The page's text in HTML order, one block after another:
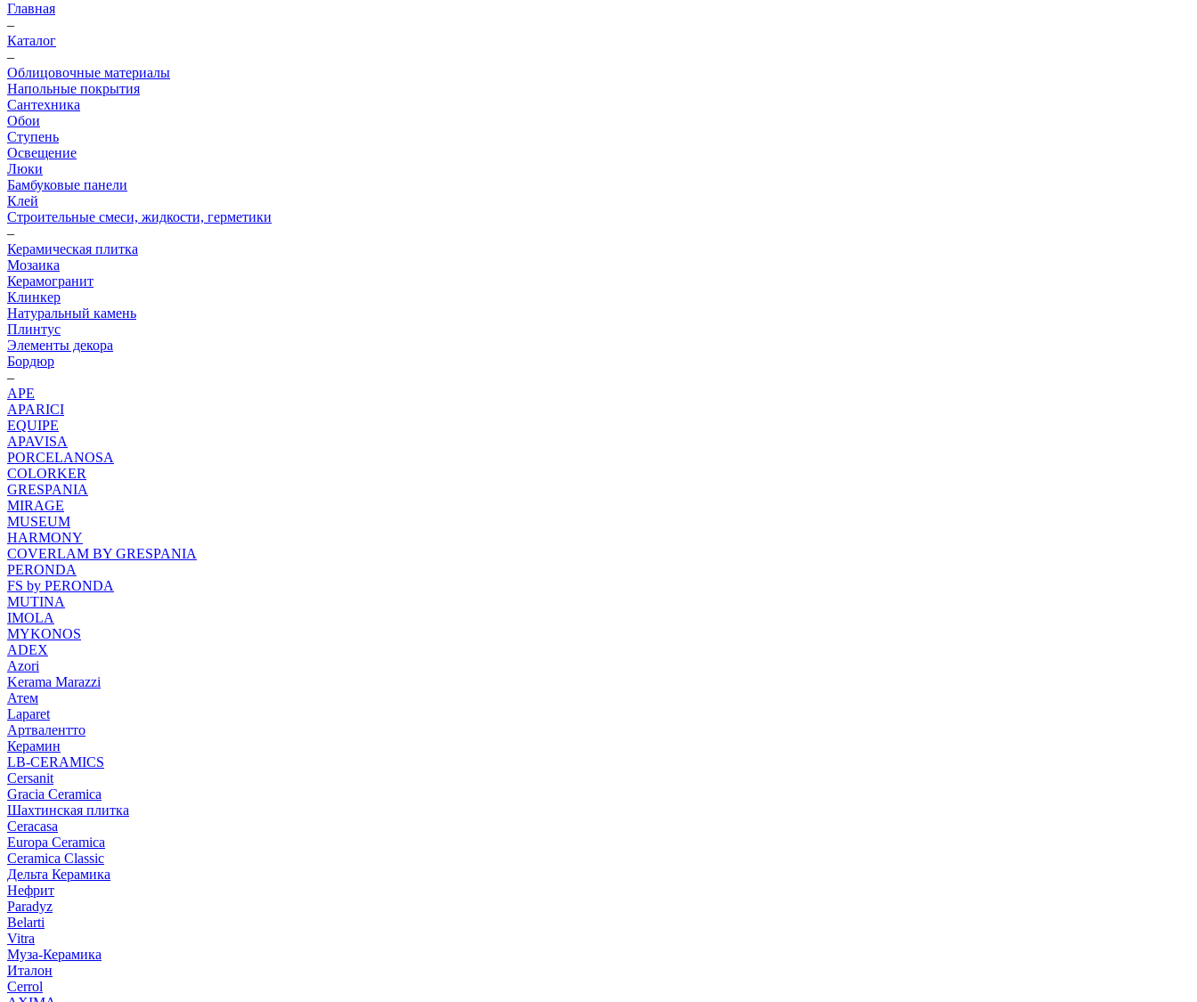
Главная
–
Каталог
–
Облицовочные материалы
Напольные покрытия
Сантехника
Обои
Ступень
Освещение
Люки
Бамбуковые панели
Клей
Строительные смеси, жидкости, герметики
–
Керамическая плитка
Мозаика
Керамогранит
Клинкер
Натуральный камень
Плинтус
Элементы декора
Бордюр
–
APE
APARICI
EQUIPE
APAVISA
PORCELANOSA
COLORKER
GRESPANIA
MIRAGE
MUSEUM
HARMONY
COVERLAM BY GRESPANIA
PERONDA
FS by PERONDA
MUTINA
IMOLA
MYKONOS
ADEX
Azori
Kerama Marazzi
Атем
Laparet
Артвалентто
Керамин
LB-CERAMICS
Cersanit
Gracia Ceramica
Шахтинская плитка
Ceracasa
Europa Ceramica
Ceramica Classic
Дельта Керамика
Нефрит
Paradyz
Belarti
Vitra
Муза-Керамика
Италон
Cerrol